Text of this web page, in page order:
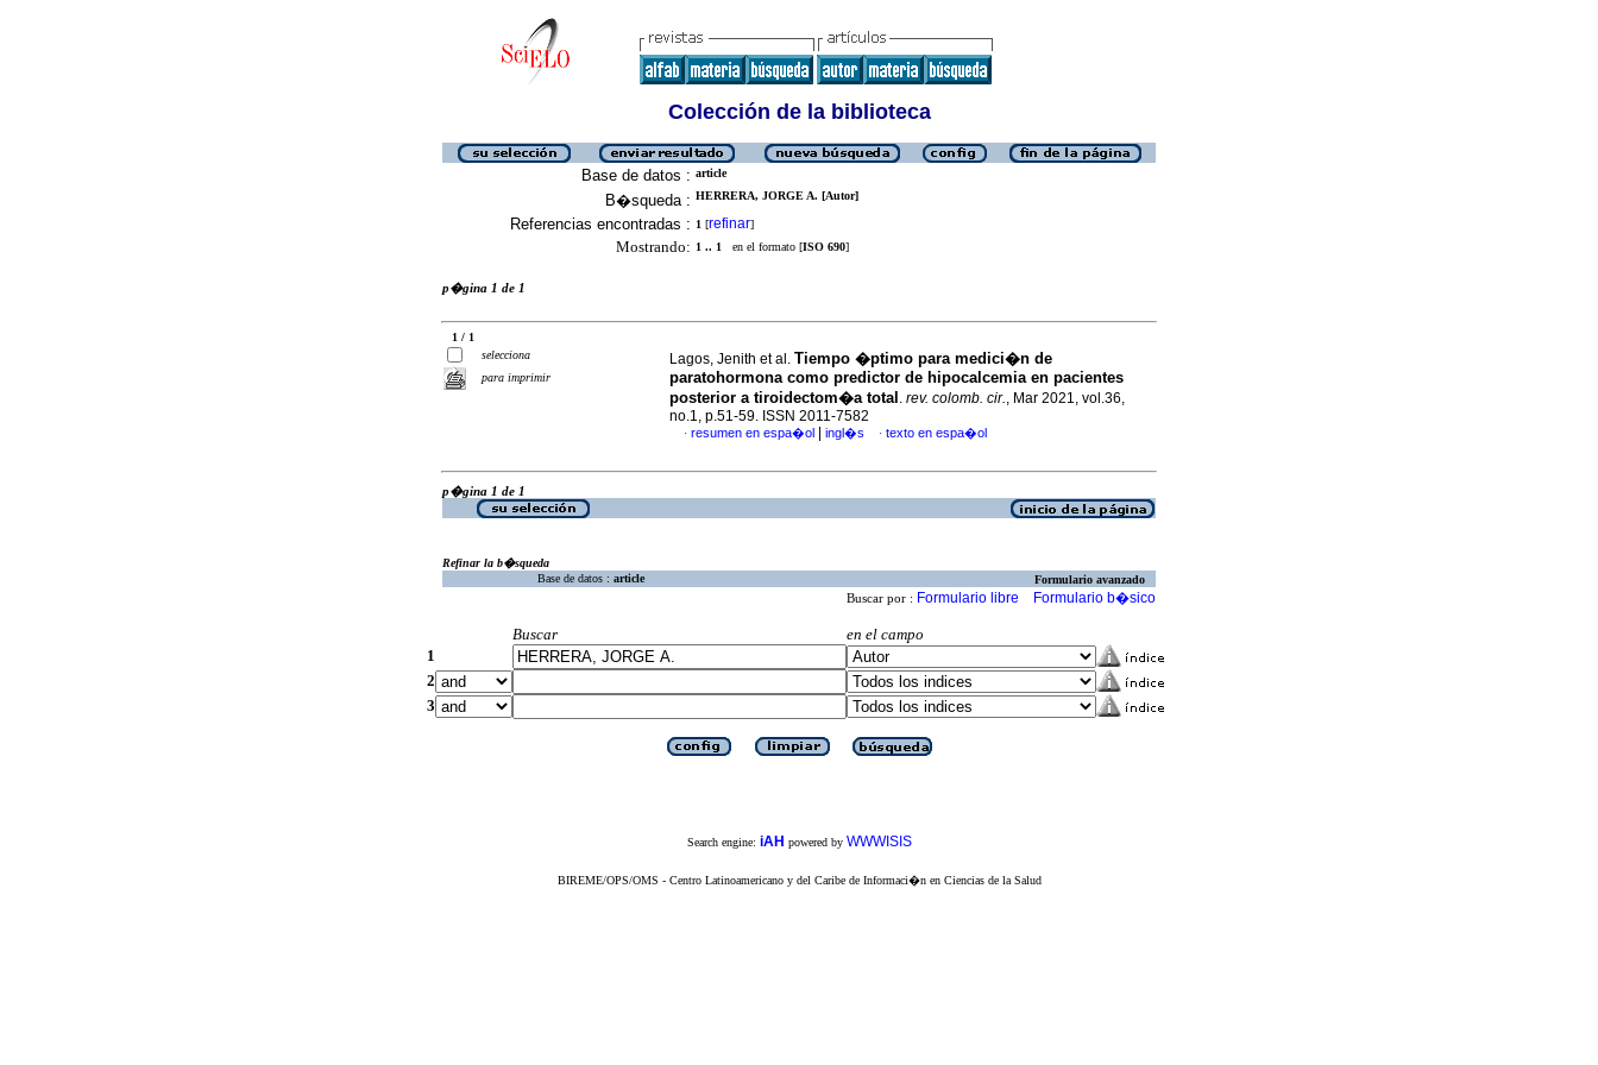
Colección de la biblioteca
Base de datos : article
B�squeda : HERRERA, JORGE A. [Autor]
Referencias encontradas : 1 [refinar]
Mostrando: 1 .. 1 en el formato [ISO 690]
p�gina 1 de 1
1 / 1
selecciona
para imprimir
Lagos, Jenith et al. Tiempo �ptimo para medici�n de
paratohormona como predictor de hipocalcemia en pacientes
posterior a tiroidectom�a total . rev. colomb. cir., Mar 2021, vol.36,
no.1, p.51-59. ISSN 2011-7582
· resumen en espa�ol ingl�s · texto en espa�ol
p�gina 1 de 1
Refinar la b�squeda
Base de datos : article Formulario avanzado
Buscar por : Formulario libre Formulario b�sico
Buscar
en el campo
1
2
3
Search engine: iAH powered by WWWISIS
BIREME/OPS/OMS - Centro Latinoamericano y del Caribe de Informaci�n en Ciencias de la Salud